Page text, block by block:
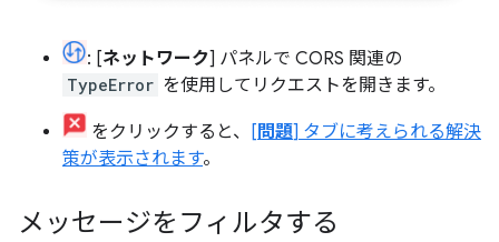
: [ネットワーク] パネルで CORS 関連の
TypeError を使用してリクエストを開きます。
をクリックすると、 [ 問題] タブに考えられる解決
策が表示されます。
メッセージをフィルタする